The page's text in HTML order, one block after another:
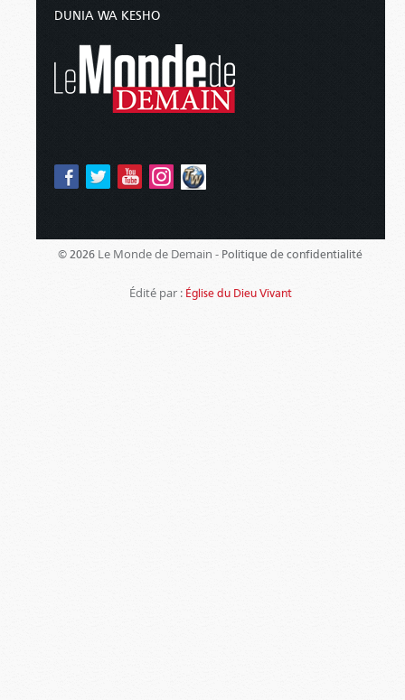
DUNIA WA KESHO
© 2026 Le Monde de Demain - Politique de confidentialité
Édité par : Église du Dieu Vivant